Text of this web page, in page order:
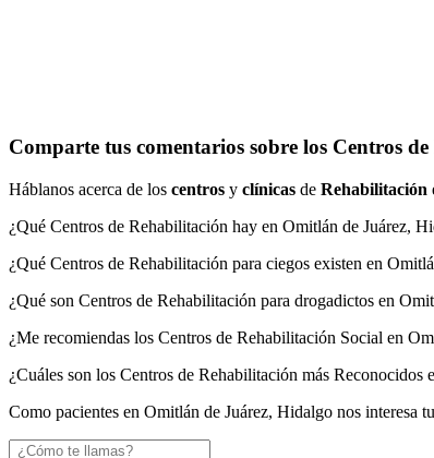
Comparte tus comentarios sobre los Centros
Háblanos acerca de los centros y clínicas de Rehabilitación
¿Qué Centros de Rehabilitación hay en Omitlán de Juárez,
¿Qué Centros de Rehabilitación para ciegos existen en
¿Qué son Centros de Rehabilitación para drogadictos en
¿Me recomiendas los Centros de Rehabilitación Social en
¿Cuáles son los Centros de Rehabilitación más Reconocidos
Como pacientes en Omitlán de Juárez, Hidalgo nos interesa